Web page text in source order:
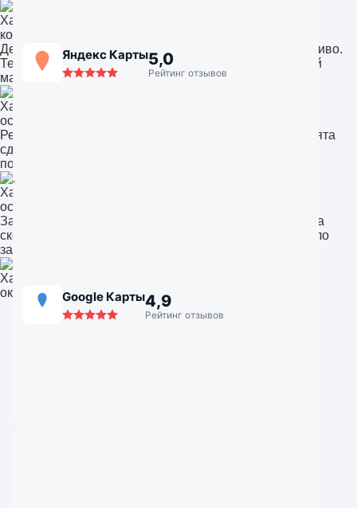
Хабаровск
компания «СтройАльянс++»
Делал остекление лоджии. Всё чисто, аккуратно, красиво.
Теперь это полноценная комната, а не склад. Работой
мастеров доволен на 100%.
Хабаровск
остекление квартиры
Решили поставить панорамные окна в гостиную. Ребята
сделали всё очень профессионально, учли наши
пожелания. Теперь вид на сад просто потрясающий.
Хабаровск
остекление коттеджа в под Хабаровском
Заказывала замену окон в квартире. Приятно удивила
скорость и внимание к деталям. После установки стало
заметно теплее и тише. Отличная компания!
Хабаровск
окна для квартиры
Яндекс Карты5,0
Рейтинг отзывов
Google Карты4,9
Рейтинг отзывов